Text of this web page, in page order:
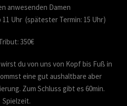
anwesenden Damen
11 Uhr (spätester Termin: 15 Uhr)
350€
du von uns von Kopf bis Fuß in
eine gut aushaltbare aber
Zum Schluss gibt es 60min.
Spielzeit.